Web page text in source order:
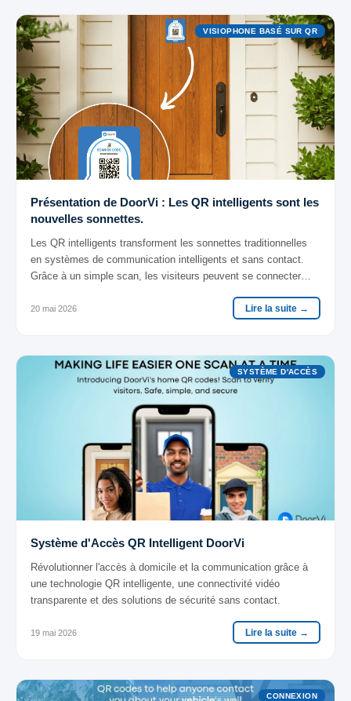
VISIOPHONE BASÉ SUR QR
Présentation de DoorVi : Les QR intelligents sont les
nouvelles sonnettes.
Les QR intelligents transforment les sonnettes traditionnelles
en systèmes de communication intelligents et sans contact.
Grâce à un simple scan, les visiteurs peuvent se connecter
vidéo — rendant l'accès à domicile plus intelligent, plus sûr et
20 mai 2026 Lire la suite →
SYSTÈME D'ACCÈS
Système d'Accès QR Intelligent DoorVi
Révolutionner l'accès à domicile et la communication grâce à
une technologie QR intelligente, une connectivité vidéo
transparente et des solutions de sécurité sans contact.
19 mai 2026 Lire la suite →
CONNEXION